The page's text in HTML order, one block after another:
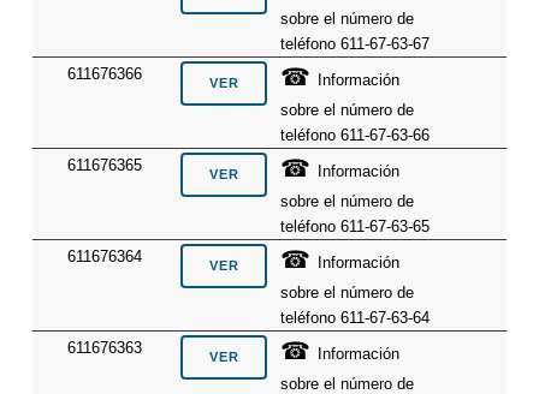
sobre el número de
teléfono 611-67-63-67
611676366
☎ Información
sobre el número de
teléfono 611-67-63-66
611676365
☎ Información
sobre el número de
teléfono 611-67-63-65
611676364
☎ Información
sobre el número de
teléfono 611-67-63-64
611676363
☎ Información
sobre el número de